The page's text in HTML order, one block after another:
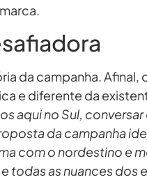
da campanha. Afinal,
e diferente da
aqui no Sul,
da campanha
com o nordestino e
todas as nuances dos